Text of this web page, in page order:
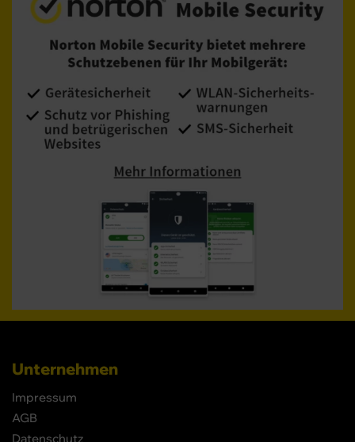
Unternehmen
Impressum
AGB
Datenschutz